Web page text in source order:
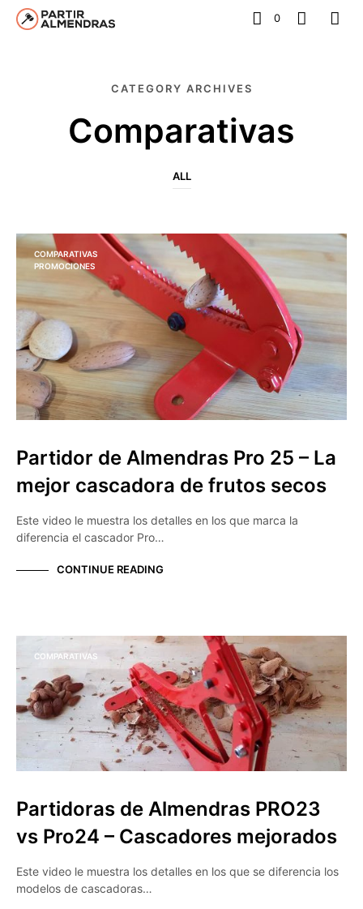
0
CATEGORY ARCHIVES
Comparativas
ALL
COMPARATIVAS
PROMOCIONES
Partidor de Almendras Pro 25 – La
mejor cascadora de frutos secos
Este video le muestra los detalles en los que marca la
diferencia el cascador Pro…
CONTINUE READING
COMPARATIVAS
Partidoras de Almendras PRO23
vs Pro24 – Cascadores mejorados
Este video le muestra los detalles en los que se diferencia los
modelos de cascadoras…